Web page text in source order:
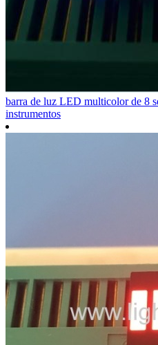
barra de luz LED multicolor de 8
instrumentos